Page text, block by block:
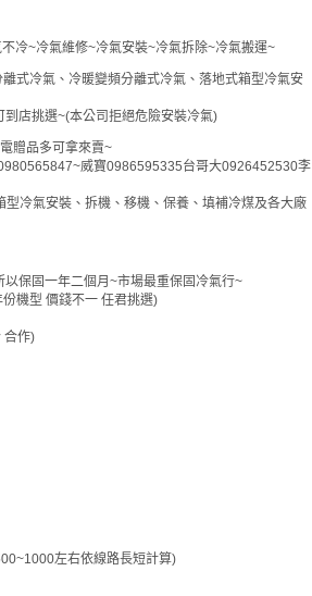
冷~冷氣維修~冷氣安裝~冷氣拆除~冷氣搬運~
式冷氣、冷暖變頻分離式冷氣、落地式箱型冷氣安
店挑選~(本公司拒絕危險安裝冷氣)
贈品多可拿來賣~
威寶0986595335台哥大0926452530李
冷氣安裝、拆機、移機、保養、填補冷煤及各大廠
保固一年二個月~市場最重保固冷氣行~
機型 價錢不一 任君挑選)
合作)
左右依線路長短計算)